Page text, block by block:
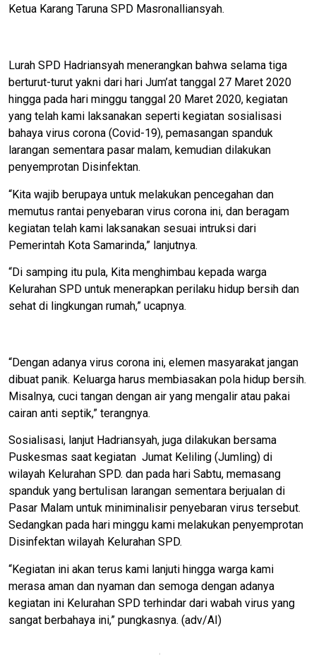
Ketua Karang Taruna SPD Masronalliansyah.
Lurah SPD Hadriansyah menerangkan bahwa selama tiga
berturut-turut yakni dari hari Jum’at tanggal 27 Maret 2020
hingga pada hari minggu tanggal 20 Maret 2020, kegiatan
yang telah kami laksanakan seperti kegiatan sosialisasi
bahaya virus corona (Covid-19), pemasangan spanduk
larangan sementara pasar malam, kemudian dilakukan
penyemprotan Disinfektan.
“Kita wajib berupaya untuk melakukan pencegahan dan
memutus rantai penyebaran virus corona ini, dan beragam
kegiatan telah kami laksanakan sesuai intruksi dari
Pemerintah Kota Samarinda,” lanjutnya.
“Di samping itu pula, Kita menghimbau kepada warga
Kelurahan SPD untuk menerapkan perilaku hidup bersih dan
sehat di lingkungan rumah,” ucapnya.
“Dengan adanya virus corona ini, elemen masyarakat jangan
dibuat panik. Keluarga harus membiasakan pola hidup bersih.
Misalnya, cuci tangan dengan air yang mengalir atau pakai
cairan anti septik,” terangnya.
Sosialisasi, lanjut Hadriansyah, juga dilakukan bersama
Puskesmas saat kegiatan Jumat Keliling (Jumling) di
wilayah Kelurahan SPD. dan pada hari Sabtu, memasang
spanduk yang bertulisan larangan sementara berjualan di
Pasar Malam untuk miniminalisir penyebaran virus tersebut.
Sedangkan pada hari minggu kami melakukan penyemprotan
Disinfektan wilayah Kelurahan SPD.
“Kegiatan ini akan terus kami lanjuti hingga warga kami
merasa aman dan nyaman dan semoga dengan adanya
kegiatan ini Kelurahan SPD terhindar dari wabah virus yang
sangat berbahaya ini,” pungkasnya. (adv/AI)